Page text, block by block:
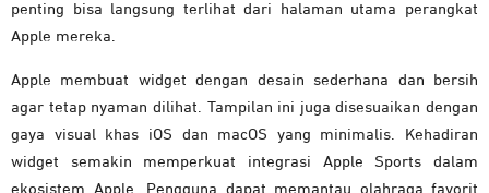
penting bisa langsung terlihat dari halaman utama perangkat
Apple mereka.
Apple membuat widget dengan desain sederhana dan bersih
agar tetap nyaman dilihat. Tampilan ini juga disesuaikan dengan
gaya visual khas iOS dan macOS yang minimalis. Kehadiran
widget semakin memperkuat integrasi Apple Sports dalam
ekosistem Apple. Pengguna dapat memantau olahraga favorit